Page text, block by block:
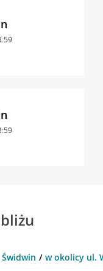
Świdwin w okolicy ul.